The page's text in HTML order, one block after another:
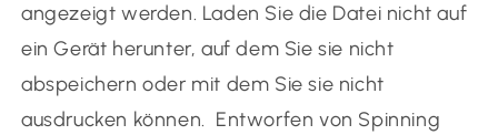
angezeigt werden. Laden Sie die Datei nicht auf
ein Gerät herunter, auf dem Sie sie nicht
abspeichern oder mit dem Sie sie nicht
ausdrucken können. Entworfen von Spinning